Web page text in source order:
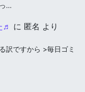
…
♬ に 匿名 より
訳ですから >毎日ゴミ